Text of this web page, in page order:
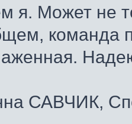
я. Может не
команда
САВЧИК,